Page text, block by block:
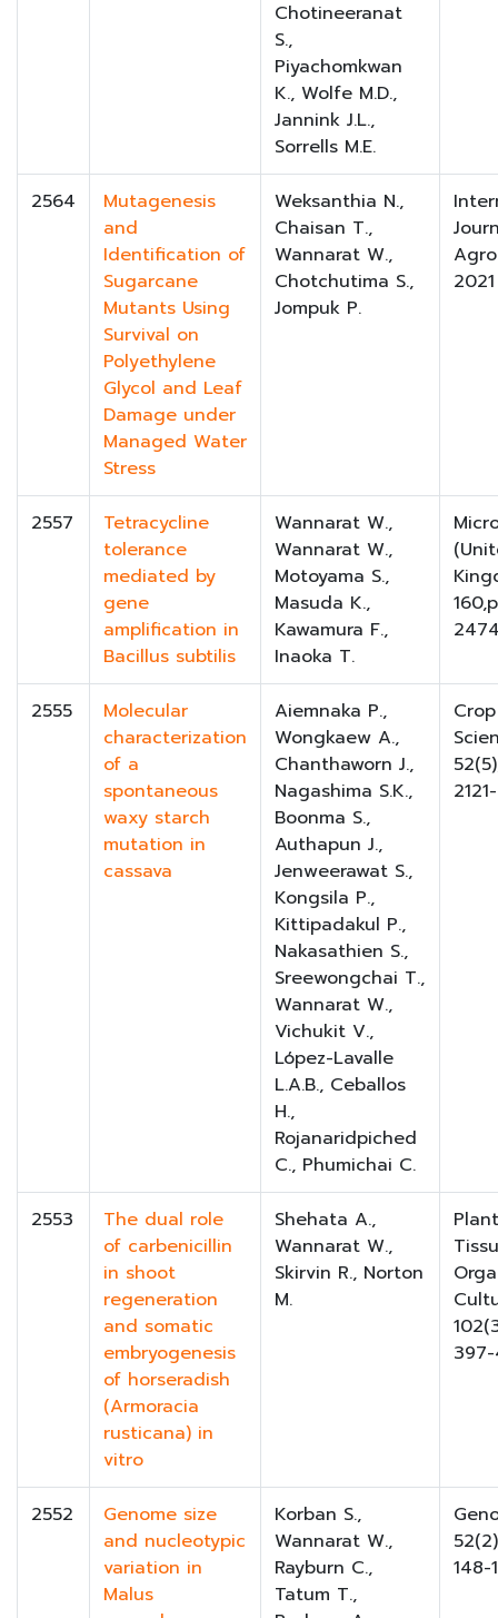
Chotineeranat
S.,
Piyachomkwan
K., Wolfe M.D.,
Jannink J.L.,
Sorrells M.E.
2564
Mutagenesis
and
Identification of
Sugarcane
Mutants Using
Survival on
Polyethylene
Glycol and Leaf
Damage under
Managed Water
Stress
Weksanthia N.,
Chaisan T.,
Wannarat W.,
Chotchutima S.,
Jompuk P.
2021
2557
Tetracycline
tolerance
mediated by
gene
amplification in
Bacillus subtilis
Wannarat W.,
Wannarat W.,
Motoyama S.,
Masuda K.,
Kawamura F.,
Inaoka T.
2555
Molecular
characterization
of a
spontaneous
waxy starch
mutation in
cassava
Aiemnaka P.,
Wongkaew A.,
Chanthaworn J.,
Nagashima S.K.,
Boonma S.,
Authapun J.,
Jenweerawat S.,
Kongsila P.,
Kittipadakul P.,
Nakasathien S.,
Sreewongchai T.,
Wannarat W.,
Vichukit V.,
López-Lavalle
L.A.B., Ceballos
H.,
Rojanaridpiched
C., Phumichai C.
Crop
2553
The dual role
of carbenicillin
in shoot
regeneration
and somatic
embryogenesis
of horseradish
(Armoracia
rusticana) in
vitro
Shehata A.,
Wannarat W.,
Skirvin R., Norton
M.
2552
Genome size
and nucleotypic
variation in
Malus
Korban S.,
Wannarat W.,
Rayburn C.,
Tatum T.,
148-